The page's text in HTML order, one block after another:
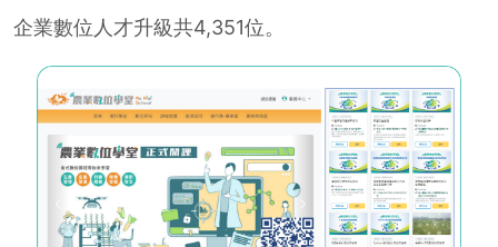
企業數位人才升級共4,351位。